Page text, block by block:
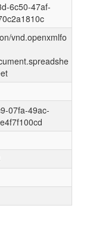
6c50-47af-
vnd.openxmlfo
07fa-49ac-